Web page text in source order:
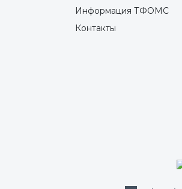
Информация ТФОМС
Контакты